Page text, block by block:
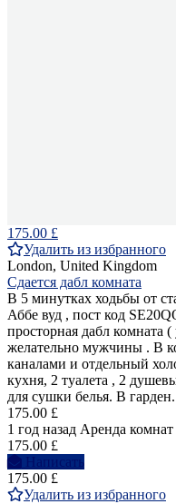
175.00 £
Удалить из избранного
London, United Kingdom
Сдается дабл комната
В 5 минутках ходьбы от
Аббе вуд , пост код
просторная дабл комната
желательно мужчины . В
каналами и отдельный
кухня, 2 туалета , 2
для сушки белья. В
175.00 £
1 год назад Аренда
175.00 £
Написать
175.00 £
Удалить из избранного